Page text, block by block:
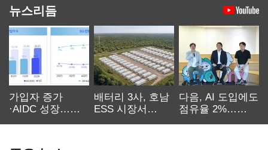
뉴스리듬
가입자 증가
·AIDC 성장…
배터리 3사, 호남
ESS 시장서
다음, AI 도입에도
점유율 2%…